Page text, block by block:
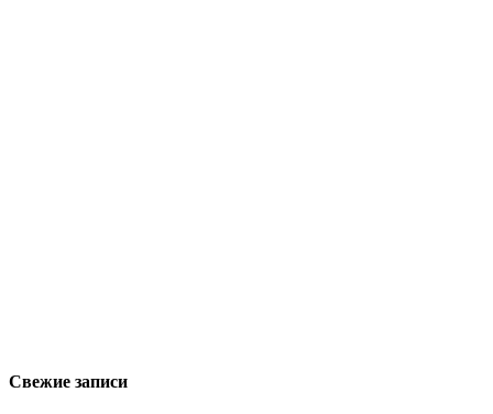
Свежие записи